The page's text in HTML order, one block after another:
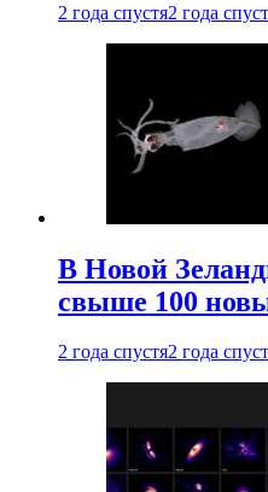
2 года спустя2 года
В Новой
свыше 100
2 года спустя2 года